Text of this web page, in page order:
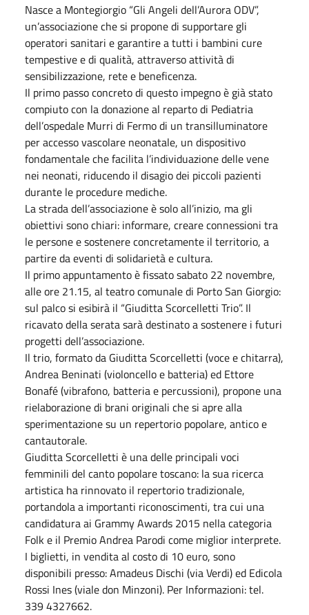
Nasce a Montegiorgio “Gli Angeli dell’Aurora ODV”,
un’associazione che si propone di supportare gli
operatori sanitari e garantire a tutti i bambini cure
tempestive e di qualità, attraverso attività di
sensibilizzazione, rete e beneficenza.
Il primo passo concreto di questo impegno è già stato
compiuto con la donazione al reparto di Pediatria
dell’ospedale Murri di Fermo di un transilluminatore
per accesso vascolare neonatale, un dispositivo
fondamentale che facilita l’individuazione delle vene
nei neonati, riducendo il disagio dei piccoli pazienti
durante le procedure mediche.
La strada dell’associazione è solo all’inizio, ma gli
obiettivi sono chiari: informare, creare connessioni tra
le persone e sostenere concretamente il territorio, a
partire da eventi di solidarietà e cultura.
Il primo appuntamento è fissato sabato 22 novembre,
alle ore 21.15, al teatro comunale di Porto San Giorgio:
sul palco si esibirà il “Giuditta Scorcelletti Trio”. Il
ricavato della serata sarà destinato a sostenere i futuri
progetti dell’associazione.
Il trio, formato da Giuditta Scorcelletti (voce e chitarra),
Andrea Beninati (violoncello e batteria) ed Ettore
Bonafé (vibrafono, batteria e percussioni), propone una
rielaborazione di brani originali che si apre alla
sperimentazione su un repertorio popolare, antico e
cantautorale.
Giuditta Scorcelletti è una delle principali voci
femminili del canto popolare toscano: la sua ricerca
artistica ha rinnovato il repertorio tradizionale,
portandola a importanti riconoscimenti, tra cui una
candidatura ai Grammy Awards 2015 nella categoria
Folk e il Premio Andrea Parodi come miglior interprete.
I biglietti, in vendita al costo di 10 euro, sono
disponibili presso: Amadeus Dischi (via Verdi) ed Edicola
Rossi Ines (viale don Minzoni). Per Informazioni: tel.
339 4327662.